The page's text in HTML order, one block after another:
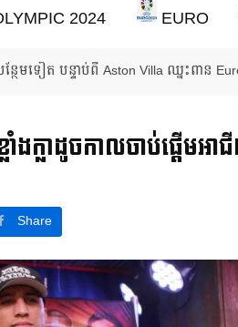
2024 EURO
ែមទៀត បន្ទាប់ពី Aston Villa ឈ្នះពាន
ងក្លាដូចកាលចាប់ផ្តើមអា
Share